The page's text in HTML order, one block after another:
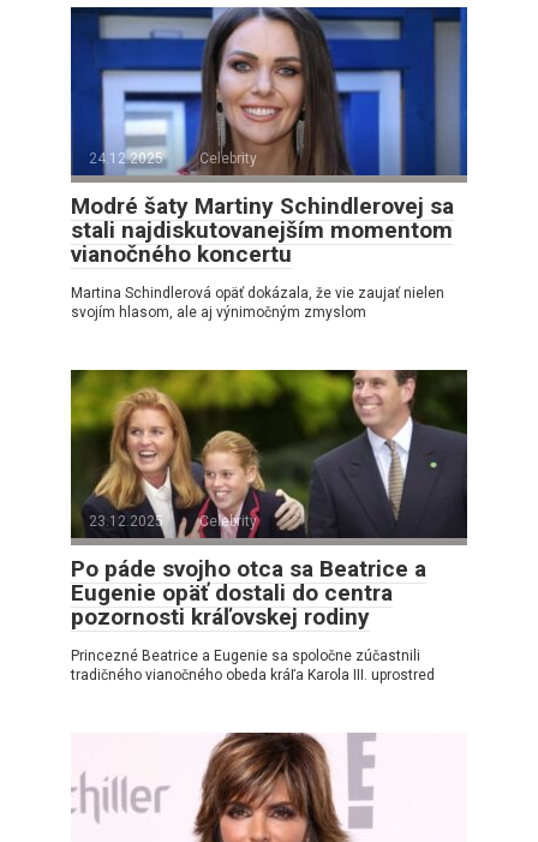
24.12.2025 Celebrity
Modré šaty Martiny Schindlerovej sa
stali najdiskutovanejším momentom
vianočného koncertu
Martina Schindlerová opäť dokázala, že vie zaujať nielen
svojím hlasom, ale aj výnimočným zmyslom
23.12.2025 Celebrity
Po páde svojho otca sa Beatrice a
Eugenie opäť dostali do centra
pozornosti kráľovskej rodiny
Princezné Beatrice a Eugenie sa spoločne zúčastnili
tradičného vianočného obeda kráľa Karola III. uprostred